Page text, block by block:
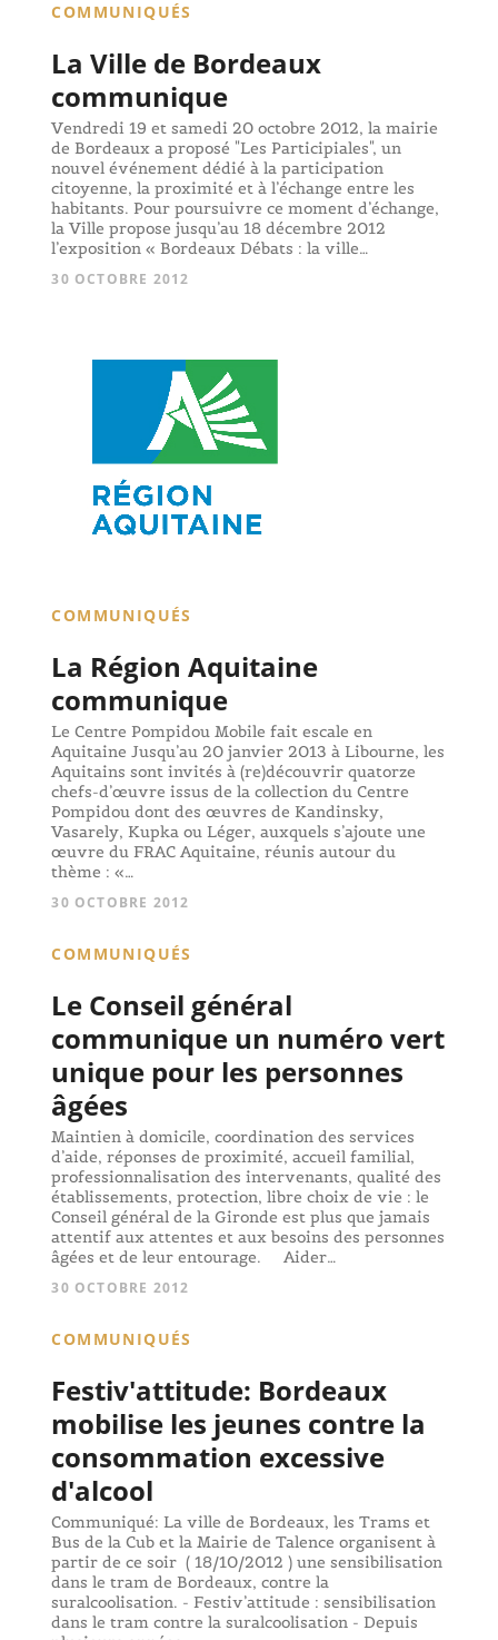
COMMUNIQUÉS
La Ville de Bordeaux
communique
Vendredi 19 et samedi 20 octobre 2012, la mairie
de Bordeaux a proposé "Les Participiales", un
nouvel événement dédié à la participation
citoyenne, la proximité et à l’échange entre les
habitants. Pour poursuivre ce moment d’échange,
la Ville propose jusqu’au 18 décembre 2012
l’exposition « Bordeaux Débats : la ville…
30 OCTOBRE 2012
COMMUNIQUÉS
La Région Aquitaine
communique
Le Centre Pompidou Mobile fait escale en
Aquitaine Jusqu’au 20 janvier 2013 à Libourne, les
Aquitains sont invités à (re)découvrir quatorze
chefs-d’œuvre issus de la collection du Centre
Pompidou dont des œuvres de Kandinsky,
Vasarely, Kupka ou Léger, auxquels s’ajoute une
œuvre du FRAC Aquitaine, réunis autour du
thème : «…
30 OCTOBRE 2012
COMMUNIQUÉS
Le Conseil général
communique un numéro vert
unique pour les personnes
âgées
Maintien à domicile, coordination des services
d’aide, réponses de proximité, accueil familial,
professionnalisation des intervenants, qualité des
établissements, protection, libre choix de vie : le
Conseil général de la Gironde est plus que jamais
attentif aux attentes et aux besoins des personnes
âgées et de leur entourage. Aider…
30 OCTOBRE 2012
COMMUNIQUÉS
Festiv'attitude: Bordeaux
mobilise les jeunes contre la
consommation excessive
d'alcool
Communiqué: La ville de Bordeaux, les Trams et
Bus de la Cub et la Mairie de Talence organisent à
partir de ce soir ( 18/10/2012 ) une sensibilisation
dans le tram de Bordeaux, contre la
suralcoolisation. - Festiv’attitude : sensibilisation
dans le tram contre la suralcoolisation - Depuis